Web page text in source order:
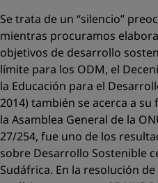
Se trata de un “silencio”
mientras procuramos
objetivos de desarrollo
límite para los ODM, el
la Educación para el
2014) también se acerca a
la Asamblea General de la
27/254, fue uno de los
sobre Desarrollo Sostenible
Sudáfrica. En la resolución